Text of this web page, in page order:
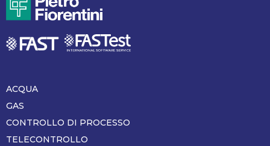
Piè
di
pagina
ACQUA
GAS
CONTROLLO DI PROCESSO
TELECONTROLLO